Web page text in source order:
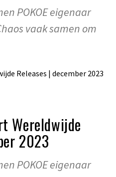
POKOE eigenaar
vaak samen om
Wereldwijde
2023
POKOE eigenaar